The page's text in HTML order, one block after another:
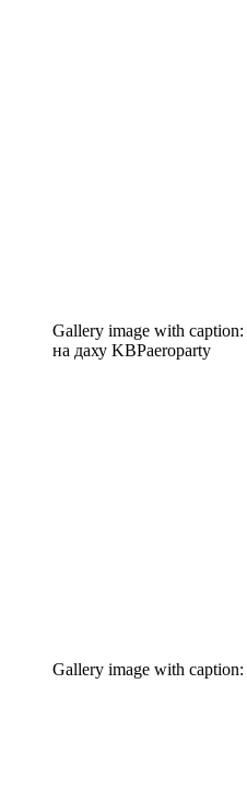
Gallery image with caption:
на даху KBPaeroparty
Gallery image with caption: